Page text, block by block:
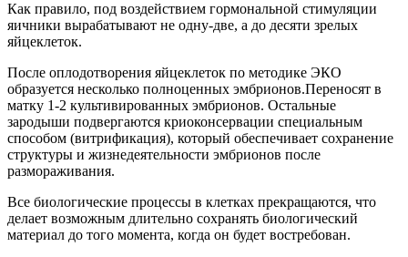
Как правило, под воздействием гормональной стимуляции
яичники вырабатывают не одну-две, а до десяти зрелых
яйцеклеток.
После оплодотворения яйцеклеток по методике ЭКО
образуется несколько полноценных эмбрионов.Переносят в
матку 1-2 культивированных эмбрионов. Остальные
зародыши подвергаются криоконсервации специальным
способом (витрификация), который обеспечивает сохранение
структуры и жизнедеятельности эмбрионов после
размораживания.
Все биологические процессы в клетках прекращаются, что
делает возможным длительно сохранять биологический
материал до того момента, когда он будет востребован.